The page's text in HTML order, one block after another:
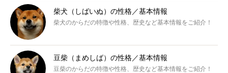
柴犬（しばいぬ）の性格／基本情報
柴犬のからだの特徴や性格、歴史など基本情報をご紹介！
豆柴（まめしば）の性格／基本情報
豆柴のからだの特徴や性格、歴史など基本情報をご紹介！